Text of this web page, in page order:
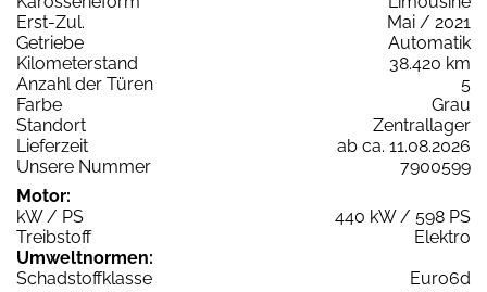
Erst-Zul.
Mai / 2021
Getriebe
Automatik
Kilometerstand
38.420 km
Anzahl der Türen
5
Farbe
Grau
Standort
Zentrallager
Lieferzeit
ab ca. 11.08.2026
Unsere Nummer
7900599
Motor:
kW / PS
440 kW / 598 PS
Treibstoff
Elektro
Umweltnormen:
Schadstoffklasse
Euro6d